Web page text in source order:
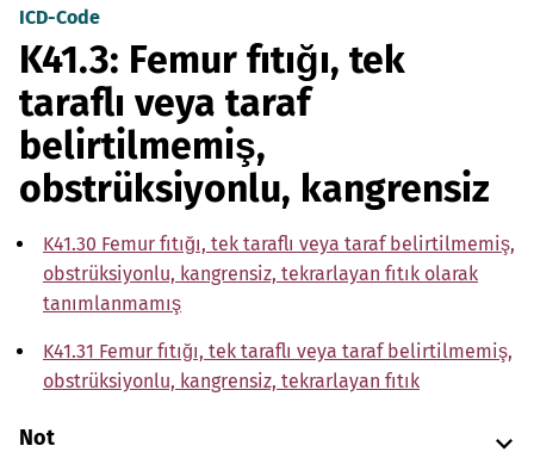
ICD-Code
K41.3: Femur fıtığı, tek
taraflı veya taraf
belirtilmemiş,
obstrüksiyonlu, kangrensiz
K41.30 Femur fıtığı, tek taraflı veya taraf belirtilmemiş,
obstrüksiyonlu, kangrensiz, tekrarlayan fıtık olarak
tanımlanmamış
K41.31 Femur fıtığı, tek taraflı veya taraf belirtilmemiş,
obstrüksiyonlu, kangrensiz, tekrarlayan fıtık
Not